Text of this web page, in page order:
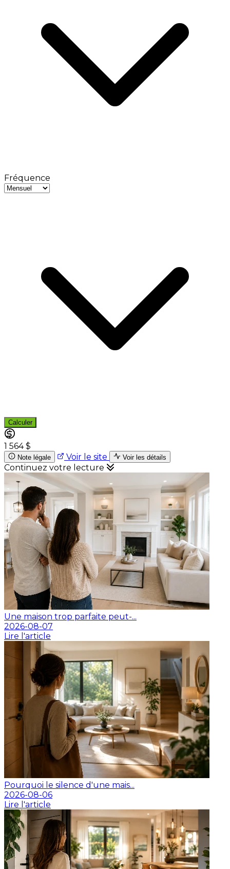
Fréquence
Calculer
1 564 $
Note légale Voir le site Voir les détails
Continuez votre lecture
Une maison trop parfaite peut-...
2026-08-07
Lire l'article
Pourquoi le silence d'une mais...
2026-08-06
Lire l'article